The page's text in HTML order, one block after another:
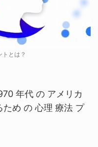
トとは？
年代 の アメリカ
ため の 心理 療法 プ